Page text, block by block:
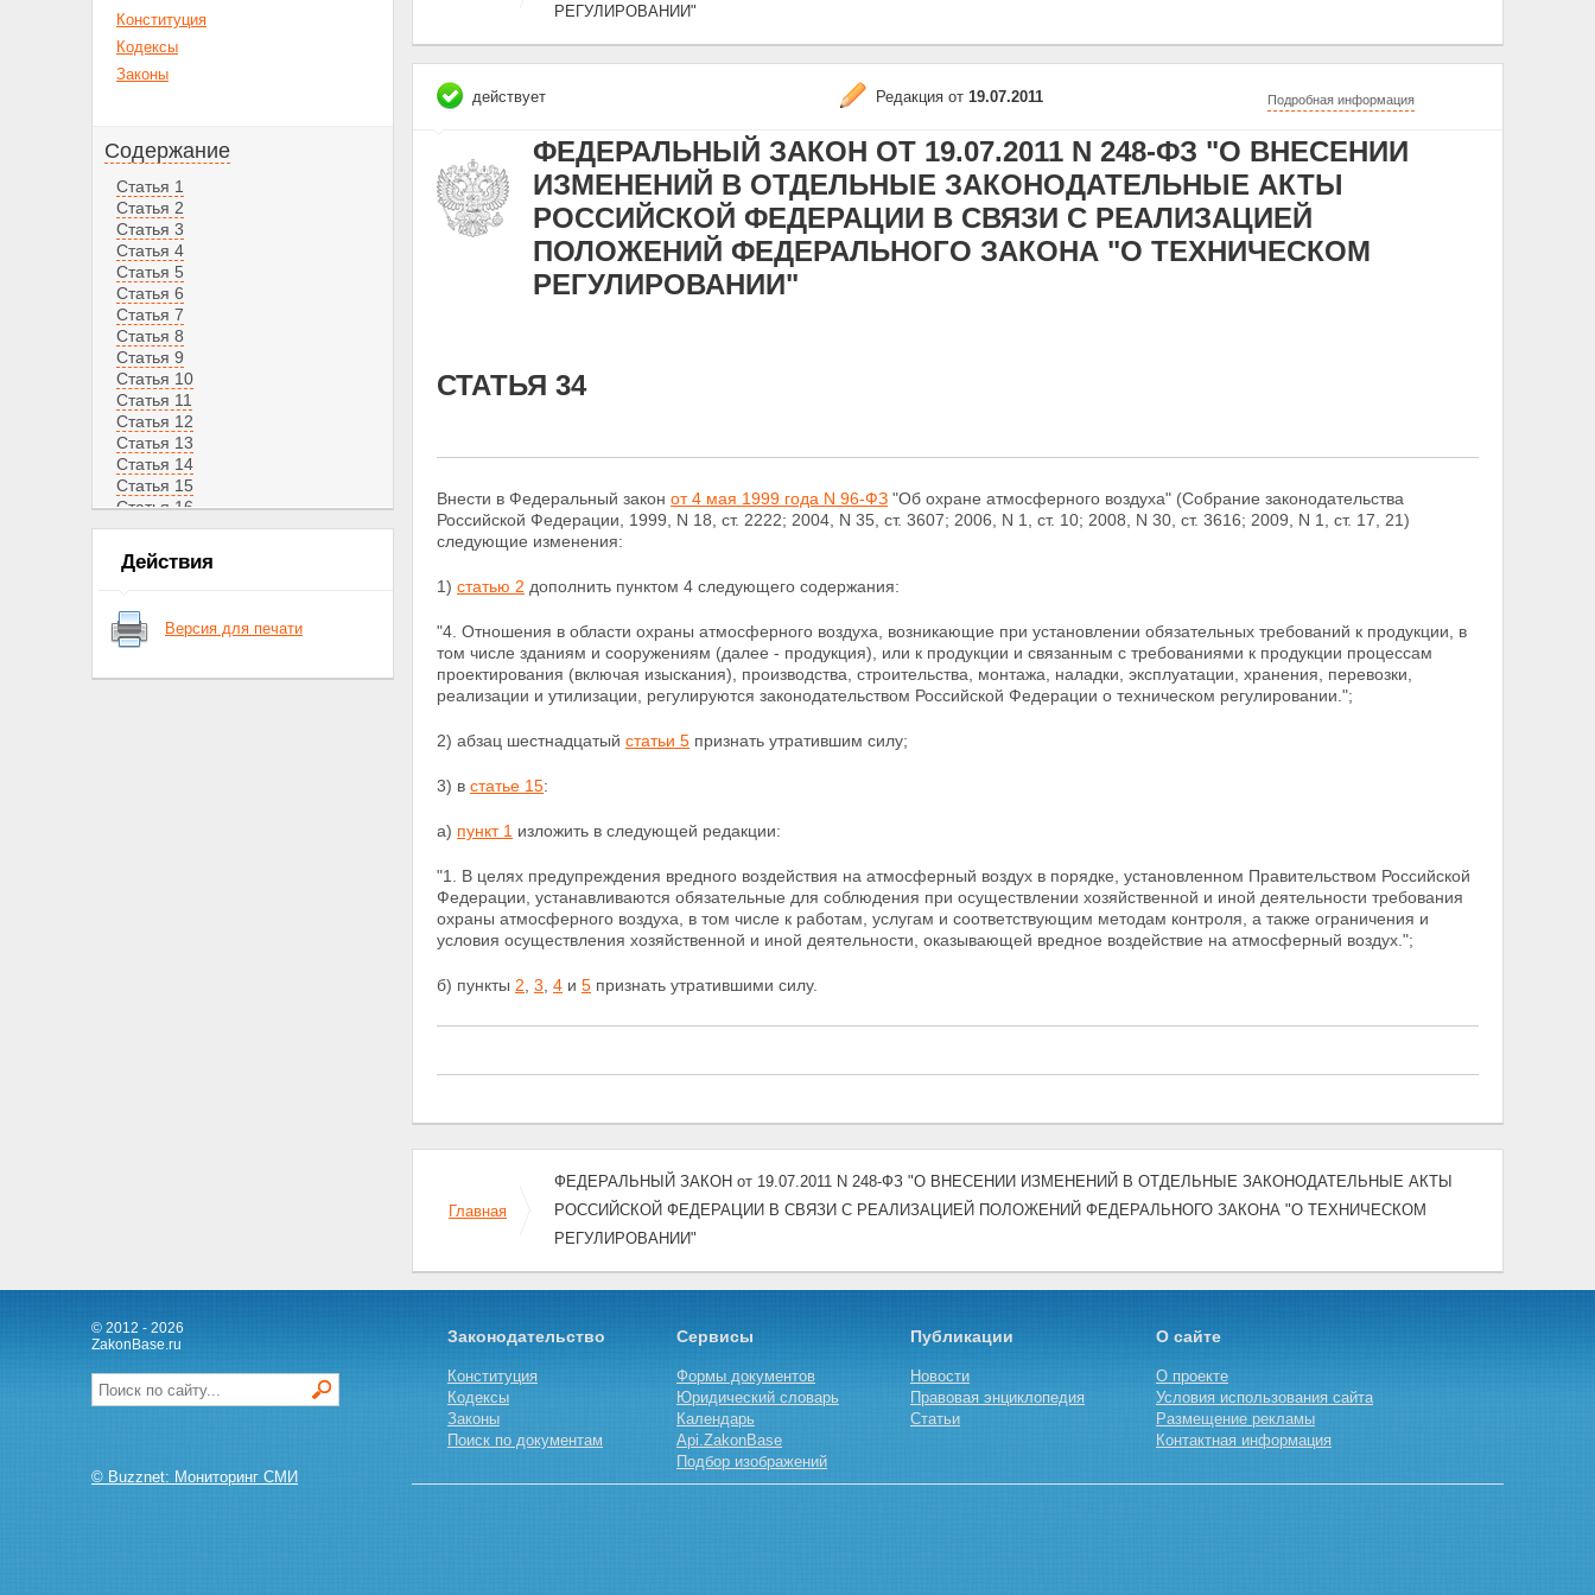
Конституция
Кодексы
Законы
Содержание
Статья 1
Статья 2
Статья 3
Статья 4
Статья 5
Статья 6
Статья 7
Статья 8
Статья 9
Статья 10
Статья 11
Статья 12
Статья 13
Статья 14
Статья 15
Статья 16
Статья 17
Статья 18
Статья 19
Статья 21
Статья 22
Статья 24
Действия
Версия для печати
РЕГУЛИРОВАНИИ"
действует Редакция от 19.07.2011 Подробная информация
ФЕДЕРАЛЬНЫЙ ЗАКОН ОТ 19.07.2011 N 248-ФЗ "О ВНЕСЕНИИ
ИЗМЕНЕНИЙ В ОТДЕЛЬНЫЕ ЗАКОНОДАТЕЛЬНЫЕ АКТЫ
РОССИЙСКОЙ ФЕДЕРАЦИИ В СВЯЗИ С РЕАЛИЗАЦИЕЙ
ПОЛОЖЕНИЙ ФЕДЕРАЛЬНОГО ЗАКОНА "О ТЕХНИЧЕСКОМ
РЕГУЛИРОВАНИИ"
СТАТЬЯ 34
Внести в Федеральный закон от 4 мая 1999 года N 96-ФЗ "Об охране атмосферного воздуха" (Собрание законодательства
Российской Федерации, 1999, N 18, ст. 2222; 2004, N 35, ст. 3607; 2006, N 1, ст. 10; 2008, N 30, ст. 3616; 2009, N 1, ст. 17, 21)
следующие изменения:
1) статью 2 дополнить пунктом 4 следующего содержания:
"4. Отношения в области охраны атмосферного воздуха, возникающие при установлении обязательных требований к продукции, в
том числе зданиям и сооружениям (далее - продукция), или к продукции и связанным с требованиями к продукции процессам
проектирования (включая изыскания), производства, строительства, монтажа, наладки, эксплуатации, хранения, перевозки,
реализации и утилизации, регулируются законодательством Российской Федерации о техническом регулировании.";
2) абзац шестнадцатый статьи 5 признать утратившим силу;
3) в статье 15:
а) пункт 1 изложить в следующей редакции:
"1. В целях предупреждения вредного воздействия на атмосферный воздух в порядке, установленном Правительством Российской
Федерации, устанавливаются обязательные для соблюдения при осуществлении хозяйственной и иной деятельности требования
охраны атмосферного воздуха, в том числе к работам, услугам и соответствующим методам контроля, а также ограничения и
условия осуществления хозяйственной и иной деятельности, оказывающей вредное воздействие на атмосферный воздух.";
б) пункты 2 3 4 и 5 признать утратившими силу.
Главная
ФЕДЕРАЛЬНЫЙ ЗАКОН от 19.07.2011 N 248-ФЗ "О ВНЕСЕНИИ ИЗМЕНЕНИЙ В ОТДЕЛЬНЫЕ ЗАКОНОДАТЕЛЬНЫЕ АКТЫ
РОССИЙСКОЙ ФЕДЕРАЦИИ В СВЯЗИ С РЕАЛИЗАЦИЕЙ ПОЛОЖЕНИЙ ФЕДЕРАЛЬНОГО ЗАКОНА "О ТЕХНИЧЕСКОМ
РЕГУЛИРОВАНИИ"
© 2012 - 2026
ZakonBase.ru
© Buzznet: Мониторинг СМИ
Законодательство
Конституция
Кодексы
Законы
Поиск по документам
Сервисы
Формы документов
Юридический словарь
Календарь
Api.ZakonBase
Подбор изображений
Публикации
Новости
Правовая энциклопедия
Статьи
О сайте
О проекте
Условия использования сайта
Размещение рекламы
Контактная информация